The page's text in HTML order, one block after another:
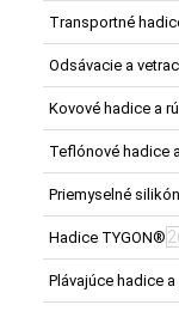
Transportné
Odsávacie a
Kovové hadice a
Teflónové hadice
Priemyselné
Hadice TYGON®
Plávajúce hadice